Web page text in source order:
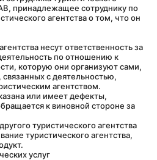
принадлежащее сотруднику по
агентства о том, что он
по отношению к
которую они организуют сами,
связанных с деятельностью,
агентством.
к виновной стороне за
туристического агентства,
услуг